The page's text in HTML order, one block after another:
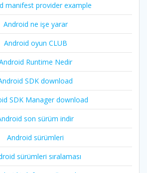
manifest provider example
Android ne işe yarar
Android oyun CLUB
Runtime Nedir
SDK download
SDK Manager download
son sürüm indir
Android sürümleri
sürümleri sıralaması